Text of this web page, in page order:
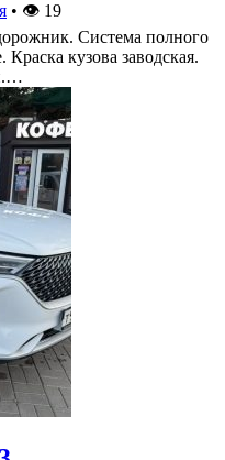
• 👁 19
Система полного
кузова заводская.